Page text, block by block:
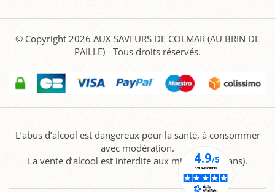
© Copyright 2026 AUX SAVEURS DE COLMAR (AU BRIN DE
PAILLE) - Tous droits réservés.
L’abus d’alcool est dangereux pour la santé, à consommer
avec modération.
La vente d’alcool est interdite aux mineurs (-18 ans).